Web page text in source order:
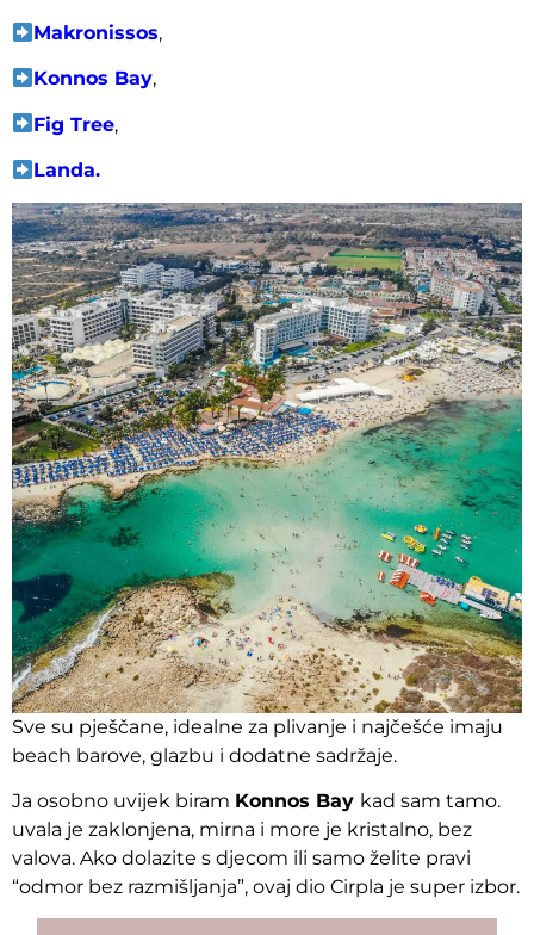
Makronissos,
Konnos Bay,
Fig Tree,
Landa.
Sve su pješčane, idealne za plivanje i najčešće imaju
beach barove, glazbu i dodatne sadržaje.
Ja osobno uvijek biram Konnos Bay kad sam tamo.
uvala je zaklonjena, mirna i more je kristalno, bez
valova. Ako dolazite s djecom ili samo želite pravi
“odmor bez razmišljanja”, ovaj dio Cirpla je super izbor.